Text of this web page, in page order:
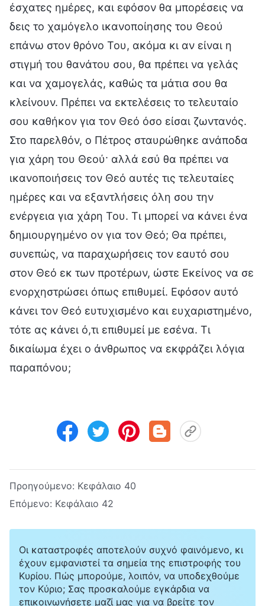
έσχατες ημέρες, και εφόσον θα μπορέσεις να
δεις το χαμόγελο ικανοποίησης του Θεού
επάνω στον θρόνο Του, ακόμα κι αν είναι η
στιγμή του θανάτου σου, θα πρέπει να γελάς
και να χαμογελάς, καθώς τα μάτια σου θα
κλείνουν. Πρέπει να εκτελέσεις το τελευταίο
σου καθήκον για τον Θεό όσο είσαι ζωντανός.
Στο παρελθόν, ο Πέτρος σταυρώθηκε ανάποδα
για χάρη του Θεού· αλλά εσύ θα πρέπει να
ικανοποιήσεις τον Θεό αυτές τις τελευταίες
ημέρες και να εξαντλήσεις όλη σου την
ενέργεια για χάρη Του. Τι μπορεί να κάνει ένα
δημιουργημένο ον για τον Θεό; Θα πρέπει,
συνεπώς, να παραχωρήσεις τον εαυτό σου
στον Θεό εκ των προτέρων, ώστε Εκείνος να σε
ενορχηστρώσει όπως επιθυμεί. Εφόσον αυτό
κάνει τον Θεό ευτυχισμένο και ευχαριστημένο,
τότε ας κάνει ό,τι επιθυμεί με εσένα. Τι
δικαίωμα έχει ο άνθρωπος να εκφράζει λόγια
παραπόνου;
Προηγούμενο: Κεφάλαιο 40
Επόμενο: Κεφάλαιο 42
Οι καταστροφές αποτελούν συχνό φαινόμενο, κι
έχουν εμφανιστεί τα σημεία της επιστροφής του
Κυρίου. Πώς μπορούμε, λοιπόν, να υποδεχθούμε
τον Κύριο; Σας προσκαλούμε εγκάρδια να
επικοινωνήσετε μαζί μας για να βρείτε τον